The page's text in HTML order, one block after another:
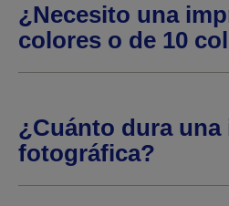
¿Necesito una
colores o de 10
¿Cuánto dura
fotográfica?